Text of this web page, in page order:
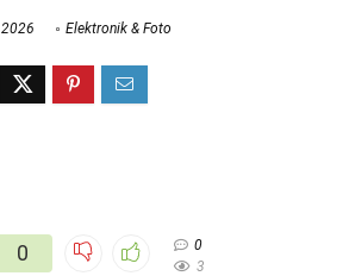
Elektronik & Foto
0
0
3